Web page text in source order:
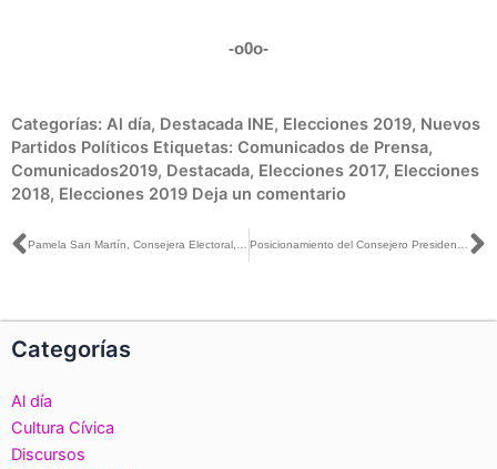
-o0o-
Categorías: Al día, Destacada INE, Elecciones 2019, Nuevos
Partidos Políticos Etiquetas: Comunicados de Prensa,
Comunicados2019, Destacada, Elecciones 2017, Elecciones
2018, Elecciones 2019 Deja un comentario
Ant
Categorías
Al día
Cultura Cívica
Discursos